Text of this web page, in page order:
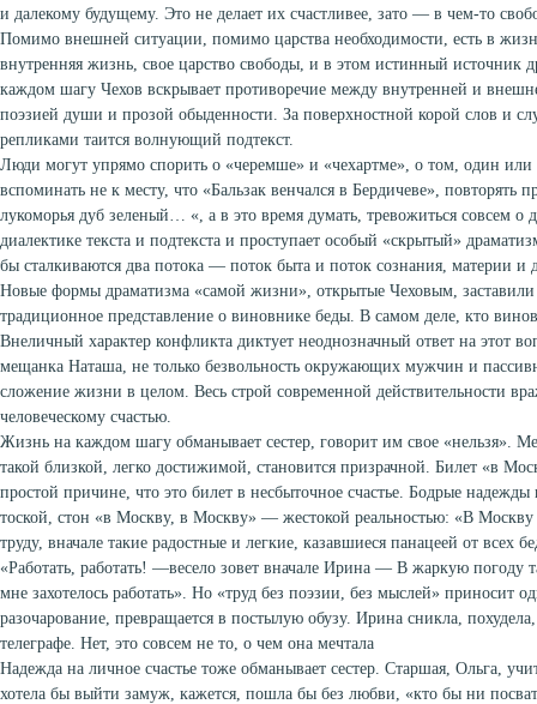
и далекому будущему. Это не делает их счастливее, зато — в чем-то
Помимо внешней ситуации, помимо царства необходимости, есть в
внутренняя жизнь, свое царство свободы, и в этом истинный источник
каждом шагу Чехов вскрывает противоречие между внутренней и
поэзией души и прозой обыденности. За поверхностной корой слов и
репликами таится волнующий подтекст.
Люди могут упрямо спорить о «черемше» и «чехартме», о том, один или
вспоминать не к месту, что «Бальзак венчался в Бердичеве», повторять
лукоморья дуб зеленый… «, а в это время думать, тревожиться совсем о
диалектике текста и подтекста и проступает особый «скрытый»
бы сталкиваются два потока — поток быта и поток сознания, материи
Новые формы драматизма «самой жизни», открытые Чеховым, заставили
традиционное представление о виновнике беды. В самом деле, кто
Внеличный характер конфликта диктует неоднозначный ответ на этот
мещанка Наташа, не только безвольность окружающих мужчин и
сложение жизни в целом. Весь строй современной действительности
человеческому счастью.
Жизнь на каждом шагу обманывает сестер, говорит им свое «нельзя».
такой близкой, легко достижимой, становится призрачной. Билет «в
простой причине, что это билет в несбыточное счастье. Бодрые надежды
тоской, стон «в Москву, в Москву» — жестокой реальностью: «В
труду, вначале такие радостные и легкие, казавшиеся панацеей от всех
«Работать, работать! —весело зовет вначале Ирина — В жаркую погоду
мне захотелось работать». Но «труд без поэзии, без мыслей» приносит
разочарование, превращается в постылую обузу. Ирина сникла,
телеграфе. Нет, это совсем не то, о чем она мечтала
Надежда на личное счастье тоже обманывает сестер. Старшая, Ольга,
хотела бы выйти замуж, кажется, пошла бы без любви, «кто бы ни